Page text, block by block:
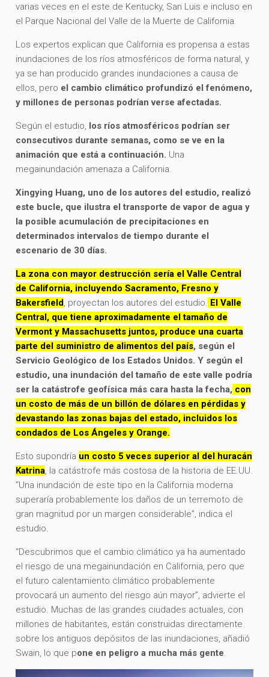
varias veces en el este de Kentucky, San Luis e incluso en
el Parque Nacional del Valle de la Muerte de California.
Los expertos explican que California es propensa a estas
inundaciones de los ríos atmosféricos de forma natural, y
ya se han producido grandes inundaciones a causa de
ellos, pero el cambio climático profundizó el fenómeno,
y millones de personas podrían verse afectadas.
Según el estudio, los ríos atmosféricos podrían ser
consecutivos durante semanas, como se ve en la
animación que está a continuación. Una
megainundación amenaza a California.
Xingying Huang, uno de los autores del estudio, realizó
este bucle, que ilustra el transporte de vapor de agua y
la posible acumulación de precipitaciones en
determinados intervalos de tiempo durante el
escenario de 30 días.
La zona con mayor destrucción sería el Valle Central
de California, incluyendo Sacramento, Fresno y
Bakersfield, proyectan los autores del estudio. El Valle
Central, que tiene aproximadamente el tamaño de
Vermont y Massachusetts juntos, produce una cuarta
parte del suministro de alimentos del país, según el
Servicio Geológico de los Estados Unidos. Y según el
estudio, una inundación del tamaño de este valle podría
ser la catástrofe geofísica más cara hasta la fecha, con
un costo de más de un billón de dólares en pérdidas y
devastando las zonas bajas del estado, incluidos los
condados de Los Ángeles y Orange.
Esto supondría un costo 5 veces superior al del huracán
Katrina, la catástrofe más costosa de la historia de EE.UU.
“Una inundación de este tipo en la California moderna
superaría probablemente los daños de un terremoto de
gran magnitud por un margen considerable”, indica el
estudio.
“Descubrimos que el cambio climático ya ha aumentado
el riesgo de una megainundación en California, pero que
el futuro calentamiento climático probablemente
provocará un aumento del riesgo aún mayor”, advierte el
estudio. Muchas de las grandes ciudades actuales, con
millones de habitantes, están construidas directamente
sobre los antiguos depósitos de las inundaciones, añadió
Swain, lo que pone en peligro a mucha más gente.